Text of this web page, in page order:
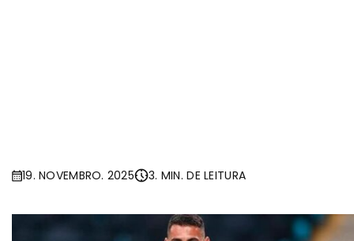
19. NOVEMBRO. 2025 3. MIN. DE LEITURA